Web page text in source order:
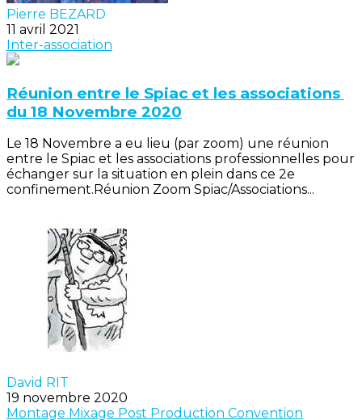
Pierre BEZARD
11 avril 2021
Inter-association
Réunion entre le Spiac et les associations
du 18 Novembre 2020
Le 18 Novembre a eu lieu (par zoom) une réunion
entre le Spiac et les associations professionnelles pour
échanger sur la situation en plein dans ce 2e
confinement.Réunion Zoom Spiac/Associations...
David RIT
19 novembre 2020
Montage Mixage Post Production Convention